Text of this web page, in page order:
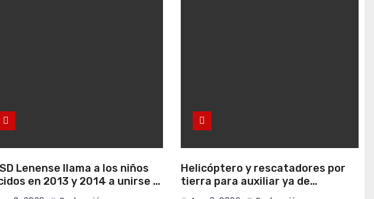
Lenense llama a los niños
en 2013 y 2014 a unirse al
Helicóptero y rescatadores por
tierra para auxiliar ya de
madrugada a dos senderistas